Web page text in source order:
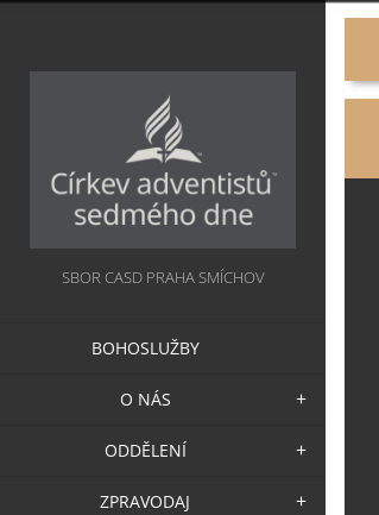
SBOR CASD PRAHA SMÍCHOV
BOHOSLUŽBY
O NÁS
ODDĚLENÍ
ZPRAVODAJ